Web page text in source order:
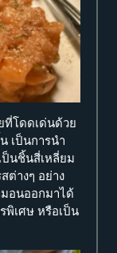
ที่โดดเด่นด้วย
เป็นการนำ
นชิ้นสี่เหลี่ยม
ต่างๆ อย่าง
อนออกมาได้
พิเศษ หรือเป็น